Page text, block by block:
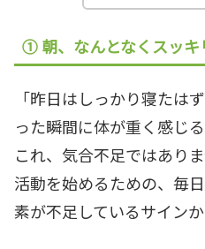
① 朝、なんとなくスッキ
「昨日はしっかり寝たは
った瞬間に体が重く感じ
これ、気合不足ではあり
活動を始めるための、毎
素が不足しているサインか